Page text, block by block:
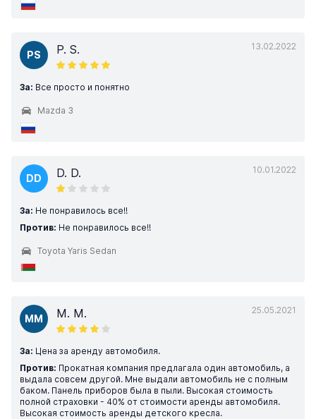
13.02.2022
PS P. S.
За: Все просто и понятно
Mazda 3
10.01.2022
DD D. D.
За: Не понравилось все!!
Против: Не понравилось все!!
Toyota Yaris Sedan
25.05.2021
MM M. M.
За: Цена за аренду автомобиля.
Против: Прокатная компания предлагала один автомобиль, а
выдала совсем другой. Мне выдали автомобиль не с полным
баком. Панель приборов была в пыли. Высокая стоимость
полной страховки - 40% от стоимости аренды автомобиля.
Высокая стоимость аренды детского кресла.